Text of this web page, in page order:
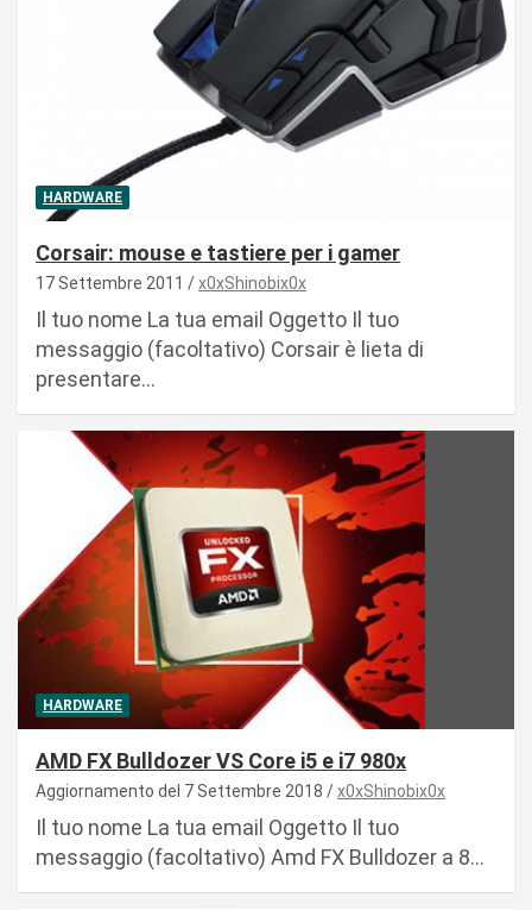
HARDWARE
Corsair: mouse e tastiere per i gamer
17 Settembre 2011 x0xShinobix0x
Il tuo nome La tua email Oggetto Il tuo
messaggio (facoltativo) Corsair è lieta di
presentare…
HARDWARE
AMD FX Bulldozer VS Core i5 e i7 980x
Aggiornamento del 7 Settembre 2018 x0xShinobix0x
Il tuo nome La tua email Oggetto Il tuo
messaggio (facoltativo) Amd FX Bulldozer a 8…